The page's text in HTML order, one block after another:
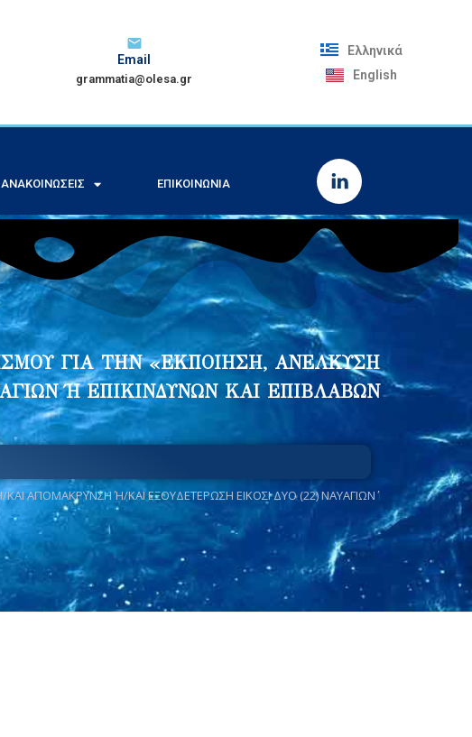
Email
grammatia@olesa.gr
Ελληνικά
English
ΑΝΑΚΟΙΝΏΣΕΙΣ ΕΠΙΚΟΙΝΩΝΊΑ
ΓΙΑ ΤΗΝ «ΕΚΠΟΙΗΣΗ, ΑΝΕΛΚΥΣΗ
Ή ΕΠΙΚΙΝΔΥΝΩΝ ΚΑΙ ΕΠΙΒΛΑΒΩΝ
ΑΠΟΜΑΚΡΥΝΣΗ Ή/ΚΑΙ ΕΞΟΥΔΕΤΕΡΩΣΗ ΕΙΚΟΣΙ ΔΥΟ (22) ΝΑΥΑΓΙΩΝ Ή ΕΠΙΚΙΝΔΥΝΩΝ